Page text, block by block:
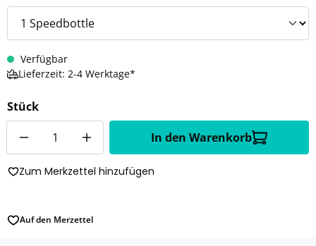
Verfügbar
Lieferzeit: 2-4 Werktage*
Stück
In den Warenkorb
Zum Merkzettel hinzufügen
Auf den Merzettel